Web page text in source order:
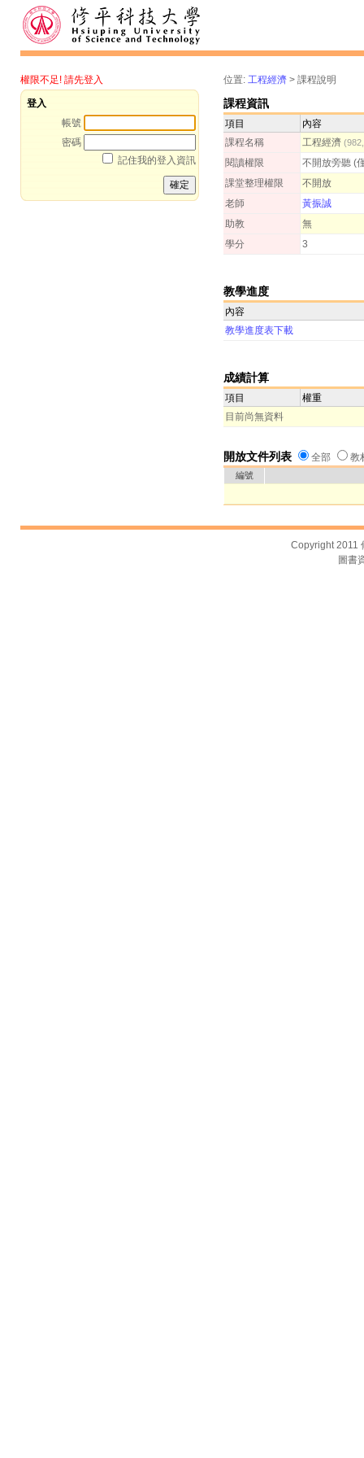
權限不足! 請先登入
登入
帳號
密碼
記住我的登入資訊
位置: 工程經濟 > 課程說明
課程資訊
項目
內容
課程名稱
工程經濟
閱讀權限
不開放旁聽 (
課堂整理權限
不開放
老師
黃振誠
助教
無
學分
3
教學進度
內容
教學進度表下載
成績計算
項目
權重
目前尚無資料
開放文件列表 全部 教
編號
Copyright 2011
圖書